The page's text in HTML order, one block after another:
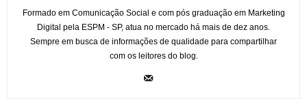
Formado em Comunicação Social e com pós graduação em Marketing
Digital pela ESPM - SP, atua no mercado há mais de dez anos.
Sempre em busca de informações de qualidade para compartilhar
com os leitores do blog.